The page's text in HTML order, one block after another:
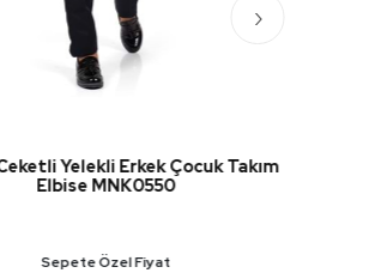
Yelekli Ceketli Çocuk Tam
Takım Elbise MNK0523
Sepete Özel Fiyat
›